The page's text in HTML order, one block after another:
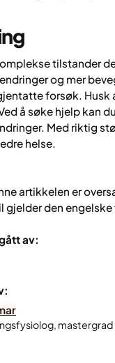
tilstander
og mer
forsøk.
å søke hjelp kan
Med riktig
helse.
artikkelen er
gjelder den
av: